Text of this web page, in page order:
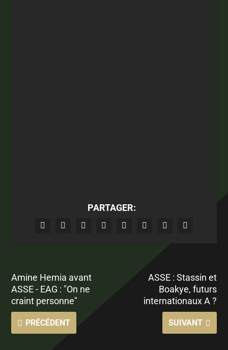
PARTAGER:
Amine Hemia avant
ASSE - EAG : "On ne
craint personne"
PRÉCÉDENT
ASSE : Stassin et
Boakye, futurs
internationaux A ?
SUIVANT